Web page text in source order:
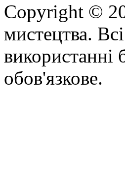
Copyright ©
мистецтва.
використанні
обов'язкове.